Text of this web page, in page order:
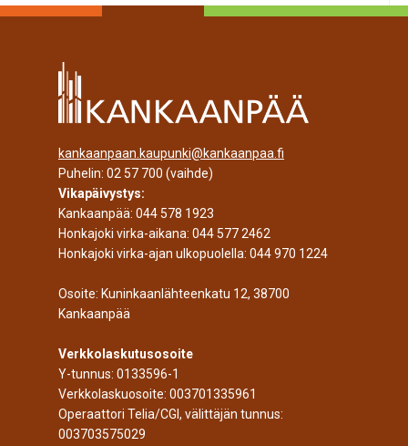
kankaanpaan.kaupunki@kankaanpaa.fi
Puhelin: 02 57 700 (vaihde)
Vikapäivystys:
Kankaanpää: 044 578 1923
Honkajoki virka-aikana: 044 577 2462
Honkajoki virka-ajan ulkopuolella: 044 970 1224
Osoite: Kuninkaanlähteenkatu 12, 38700
Kankaanpää
Verkkolaskutusosoite
Y-tunnus: 0133596-1
Verkkolaskuosoite: 003701335961
Operaattori Telia/CGI, välittäjän tunnus:
003703575029